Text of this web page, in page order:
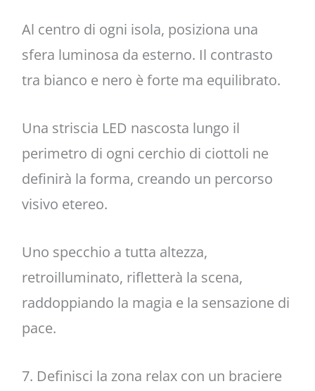
Al centro di ogni isola, posiziona una
sfera luminosa da esterno. Il contrasto
tra bianco e nero è forte ma equilibrato.
Una striscia LED nascosta lungo il
perimetro di ogni cerchio di ciottoli ne
definirà la forma, creando un percorso
visivo etereo.
Uno specchio a tutta altezza,
retroilluminato, rifletterà la scena,
raddoppiando la magia e la sensazione di
pace.
7. Definisci la zona relax con un braciere